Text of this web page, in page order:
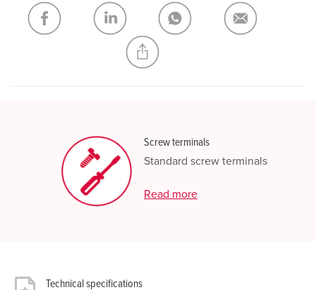
My list ADD
CREATE A NEW LIST
Screw terminals
Standard screw terminals
Read more
Technical specifications